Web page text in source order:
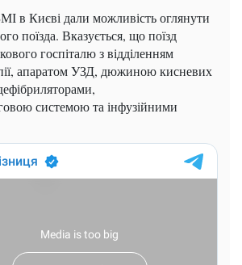
в Києві дали можливість оглянути
поїзда. Вказується, що поїзд
госпіталю з відділенням
апаратом УЗД, дюжиною кисневих
системою та інфузійними